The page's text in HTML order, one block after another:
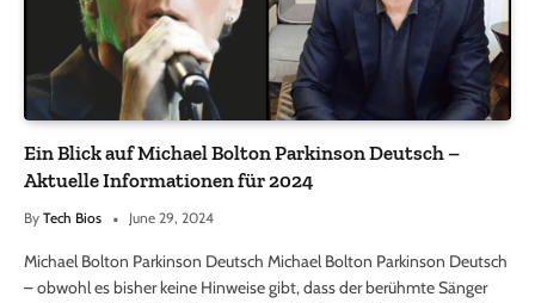
Ein Blick auf Michael Bolton Parkinson Deutsch –
Aktuelle Informationen für 2024
By Tech Bios June 29, 2024
Michael Bolton Parkinson Deutsch Michael Bolton Parkinson Deutsch
– obwohl es bisher keine Hinweise gibt, dass der berühmte Sänger